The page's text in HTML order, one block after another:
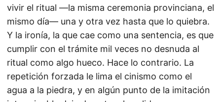
vivir el ritual —la misma ceremonia provinciana, el
mismo día— una y otra vez hasta que lo quiebra.
Y la ironía, la que cae como una sentencia, es que
cumplir con el trámite mil veces no desnuda al
ritual como algo hueco. Hace lo contrario. La
repetición forzada le lima el cinismo como el
agua a la piedra, y en algún punto de la imitación